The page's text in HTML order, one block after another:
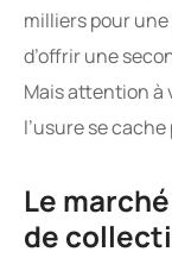
milliers pour
d’offrir une
Mais attention à
l’usure se
Le
de